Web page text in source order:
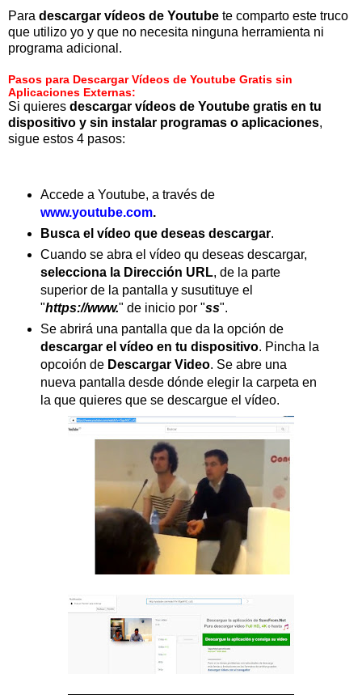
Para descargar vídeos de Youtube te comparto este truco
que utilizo yo y que no necesita ninguna herramienta ni
programa adicional.
Pasos para Descargar Vídeos de Youtube Gratis sin
Aplicaciones Externas:
Si quieres descargar vídeos de Youtube gratis en tu
dispositivo y sin instalar programas o aplicaciones,
sigue estos 4 pasos:
Accede a Youtube, a través de
www.youtube.com.
Busca el vídeo que deseas descargar.
Cuando se abra el vídeo qu deseas descargar,
selecciona la Dirección URL, de la parte
superior de la pantalla y susutituye el
"https://www." de inicio por "ss".
Se abrirá una pantalla que da la opción de
descargar el vídeo en tu dispositivo. Pincha la
opcoión de Descargar Video. Se abre una
nueva pantalla desde dónde elegir la carpeta en
la que quieres que se descargue el vídeo.